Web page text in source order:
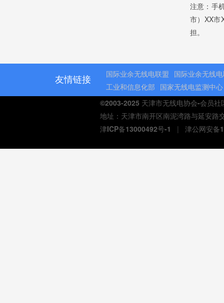
注意：手
市）XX市
担。
友情链接 国际业余无线电联盟 国际业余无线
工业和信息化部 国家无线电监测中心
©2003-2025 天津市无线电协会-会员社
地址：天津市南开区南泥湾路与延安
津ICP备13000492号-1 | 津公网安备